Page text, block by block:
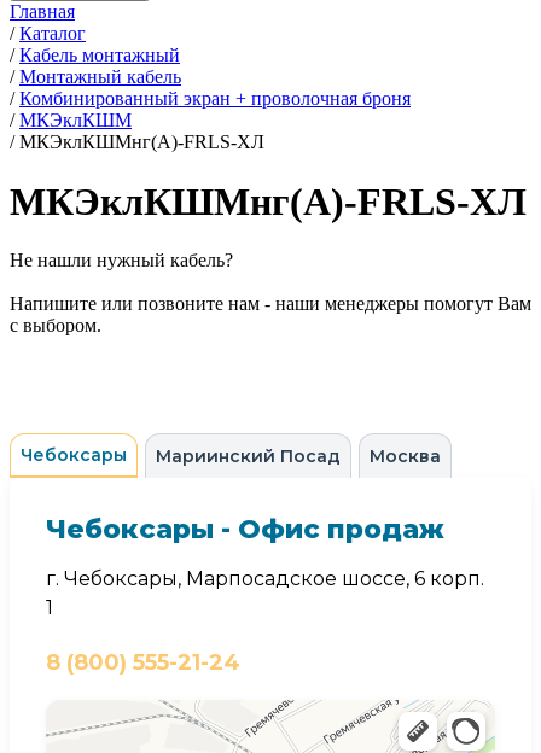
Главная
/Каталог
/Кабель монтажный
/Монтажный кабель
/Комбинированный экран + проволочная броня
/МКЭклКШМ
/МКЭклКШМнг(А)-FRLS-ХЛ
МКЭклКШМнг(А)-FRLS-ХЛ
Не нашли нужный кабель?
Напишите или позвоните нам - наши менеджеры помогут Вам
с выбором.
Чебоксары Мариинский Посад Москва
Чебоксары - Офис продаж
г. Чебоксары, Марпосадское шоссе, 6 корп.
1
8 (800) 555-21-24